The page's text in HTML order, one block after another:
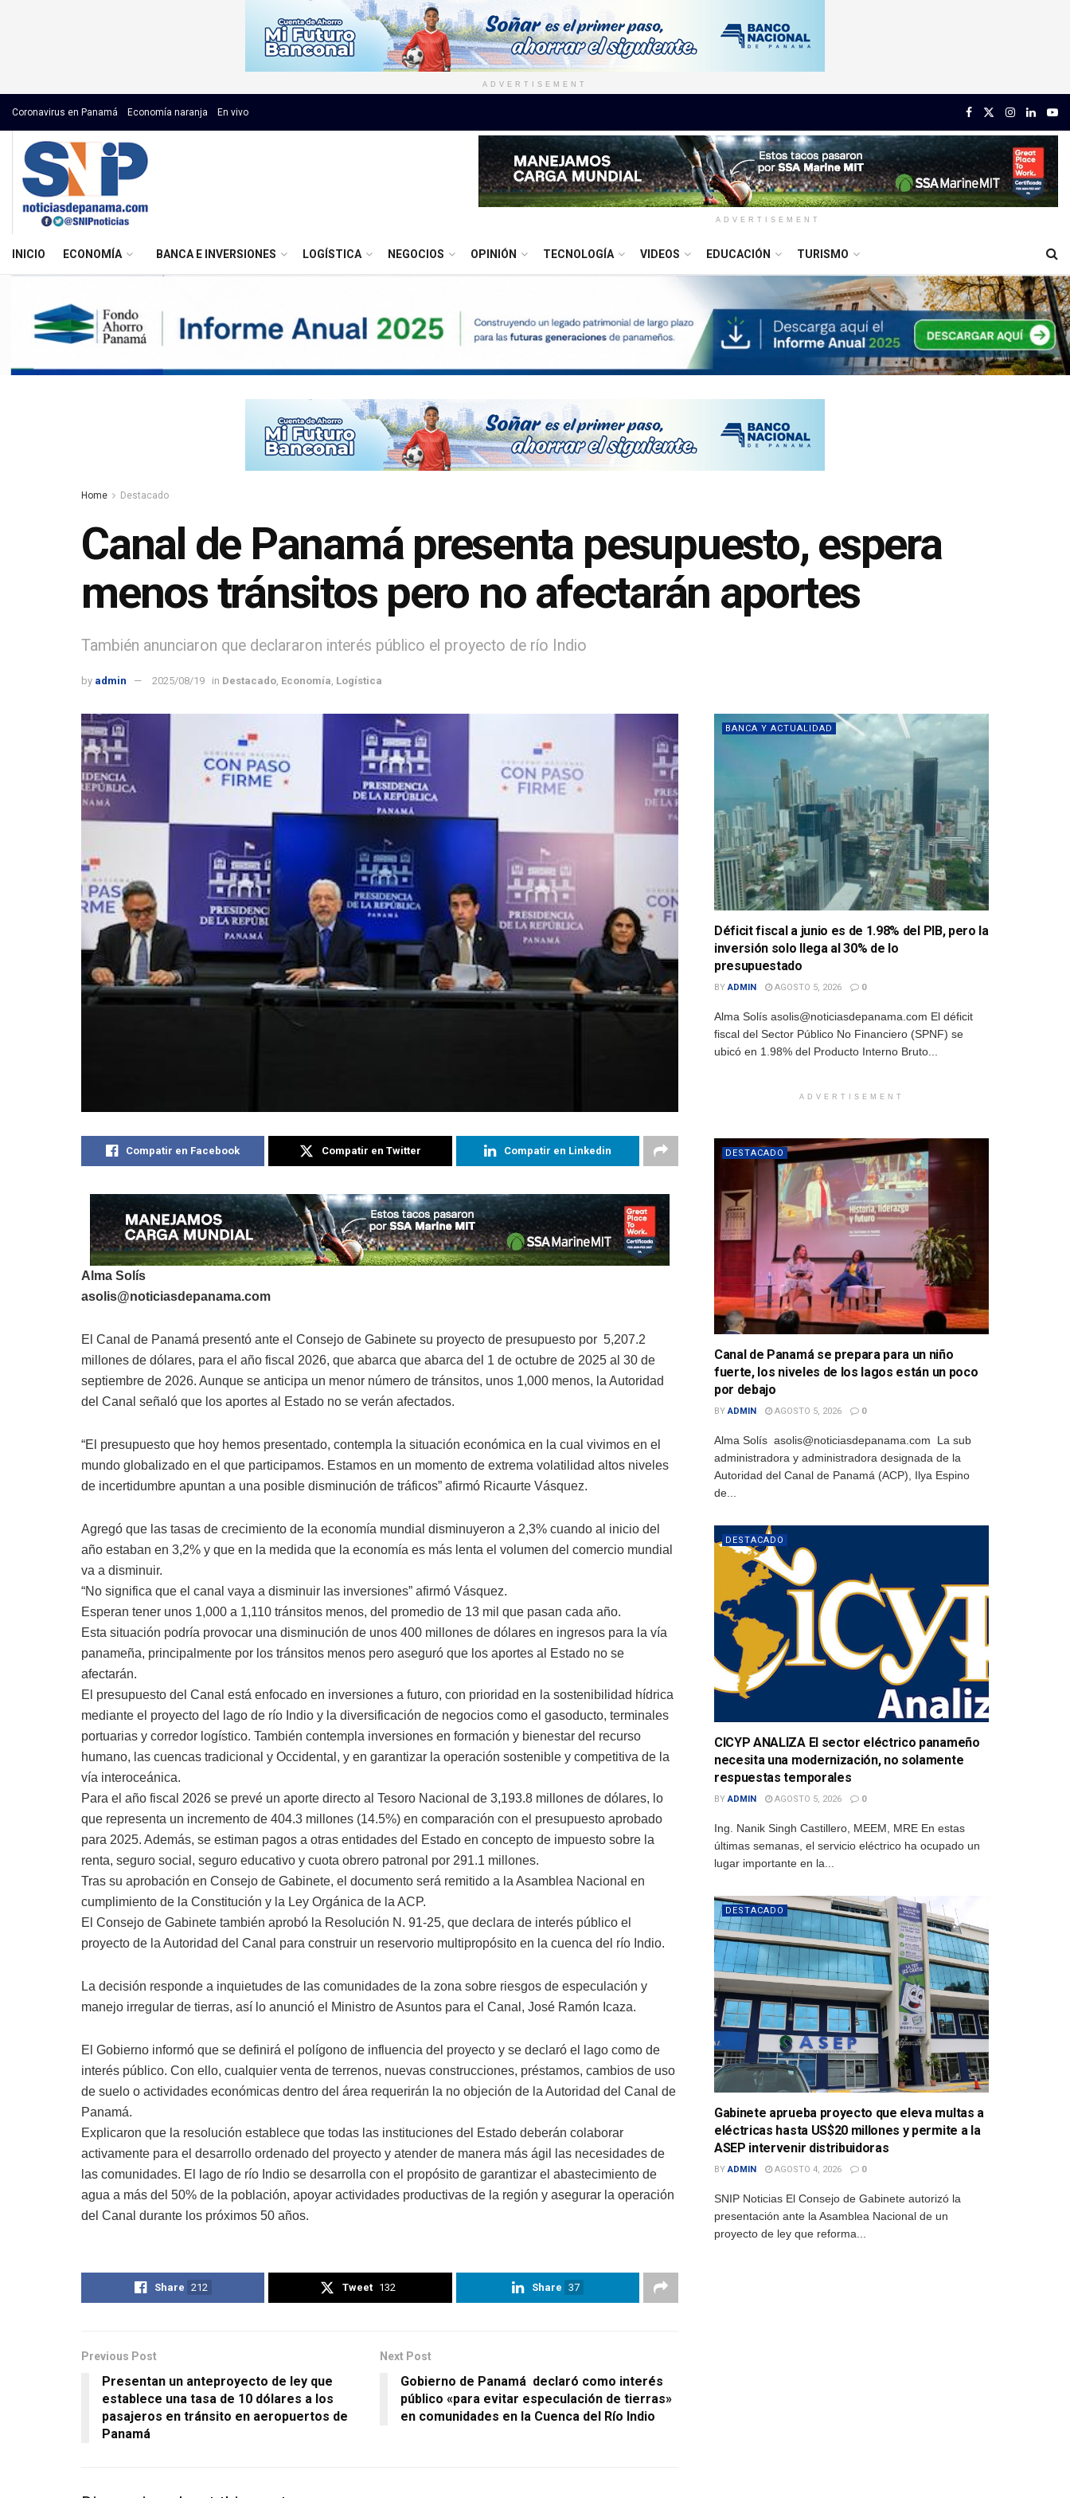
ADVERTISEMENT
Coronavirus en Panamá Economía naranja En vivo
ADVERTISEMENT
INICIO ECONOMÍA BANCA E INVERSIONES LOGÍSTICA NEGOCIOS OPINIÓN TECNOLOGÍA VIDEOS EDUCACIÓN TURISMO
Home Destacado
Canal de Panamá presenta pesupuesto, espera
menos tránsitos pero no afectarán aportes
También anunciaron que declararon interés público el proyecto de río Indio
by admin 2025/08/19 in Destacado Economía Logística
Compatir en Facebook Compatir en Twitter Compatir en Linkedin
Alma Solís
asolis@noticiasdepanama.com
El Canal de Panamá presentó ante el Consejo de Gabinete su proyecto de presupuesto por 5,207.2
millones de dólares, para el año fiscal 2026, que abarca que abarca del 1 de octubre de 2025 al 30 de
septiembre de 2026. Aunque se anticipa un menor número de tránsitos, unos 1,000 menos, la Autoridad
del Canal señaló que los aportes al Estado no se verán afectados.
“El presupuesto que hoy hemos presentado, contempla la situación económica en la cual vivimos en el
mundo globalizado en el que participamos. Estamos en un momento de extrema volatilidad altos niveles
de incertidumbre apuntan a una posible disminución de tráficos” afirmó Ricaurte Vásquez.
Agregó que las tasas de crecimiento de la economía mundial disminuyeron a 2,3% cuando al inicio del
año estaban en 3,2% y que en la medida que la economía es más lenta el volumen del comercio mundial
va a disminuir.
“No significa que el canal vaya a disminuir las inversiones” afirmó Vásquez.
Esperan tener unos 1,000 a 1,110 tránsitos menos, del promedio de 13 mil que pasan cada año.
Esta situación podría provocar una disminución de unos 400 millones de dólares en ingresos para la vía
panameña, principalmente por los tránsitos menos pero aseguró que los aportes al Estado no se
afectarán.
El presupuesto del Canal está enfocado en inversiones a futuro, con prioridad en la sostenibilidad hídrica
mediante el proyecto del lago de río Indio y la diversificación de negocios como el gasoducto, terminales
portuarias y corredor logístico. También contempla inversiones en formación y bienestar del recurso
humano, las cuencas tradicional y Occidental, y en garantizar la operación sostenible y competitiva de la
vía interoceánica.
Para el año fiscal 2026 se prevé un aporte directo al Tesoro Nacional de 3,193.8 millones de dólares, lo
que representa un incremento de 404.3 millones (14.5%) en comparación con el presupuesto aprobado
para 2025. Además, se estiman pagos a otras entidades del Estado en concepto de impuesto sobre la
renta, seguro social, seguro educativo y cuota obrero patronal por 291.1 millones.
Tras su aprobación en Consejo de Gabinete, el documento será remitido a la Asamblea Nacional en
cumplimiento de la Constitución y la Ley Orgánica de la ACP.
El Consejo de Gabinete también aprobó la Resolución N. 91-25, que declara de interés público el
proyecto de la Autoridad del Canal para construir un reservorio multipropósito en la cuenca del río Indio.
La decisión responde a inquietudes de las comunidades de la zona sobre riesgos de especulación y
manejo irregular de tierras, así lo anunció el Ministro de Asuntos para el Canal, José Ramón Icaza.
El Gobierno informó que se definirá el polígono de influencia del proyecto y se declaró el lago como de
interés público. Con ello, cualquier venta de terrenos, nuevas construcciones, préstamos, cambios de uso
de suelo o actividades económicas dentro del área requerirán la no objeción de la Autoridad del Canal de
Panamá.
Explicaron que la resolución establece que todas las instituciones del Estado deberán colaborar
activamente para el desarrollo ordenado del proyecto y atender de manera más ágil las necesidades de
las comunidades. El lago de río Indio se desarrolla con el propósito de garantizar el abastecimiento de
agua a más del 50% de la población, apoyar actividades productivas de la región y asegurar la operación
del Canal durante los próximos 50 años.
Share 212 Tweet 132 Share 37
Previous Post
Presentan un anteproyecto de ley que
establece una tasa de 10 dólares a los
pasajeros en tránsito en aeropuertos de
Panamá
Next Post
Gobierno de Panamá declaró como interés
público «para evitar especulación de tierras»
en comunidades en la Cuenca del Río Indio
BANCA Y ACTUALIDAD
Déficit fiscal a junio es de 1.98% del PIB, pero la
inversión solo llega al 30% de lo
presupuestado
BY ADMIN AGOSTO 5, 2026 0
Alma Solís asolis@noticiasdepanama.com El déficit
fiscal del Sector Público No Financiero (SPNF) se
ubicó en 1.98% del Producto Interno Bruto...
ADVERTISEMENT
DESTACADO
Canal de Panamá se prepara para un niño
fuerte, los niveles de los lagos están un poco
por debajo
BY ADMIN AGOSTO 5, 2026 0
Alma Solís asolis@noticiasdepanama.com La sub
administradora y administradora designada de la
Autoridad del Canal de Panamá (ACP), Ilya Espino
de...
DESTACADO
CICYP ANALIZA El sector eléctrico panameño
necesita una modernización, no solamente
respuestas temporales
BY ADMIN AGOSTO 5, 2026 0
Ing. Nanik Singh Castillero, MEEM, MRE En estas
últimas semanas, el servicio eléctrico ha ocupado un
lugar importante en la...
DESTACADO
Gabinete aprueba proyecto que eleva multas a
eléctricas hasta US$20 millones y permite a la
ASEP intervenir distribuidoras
BY ADMIN AGOSTO 4, 2026 0
SNIP Noticias El Consejo de Gabinete autorizó la
presentación ante la Asamblea Nacional de un
proyecto de ley que reforma...